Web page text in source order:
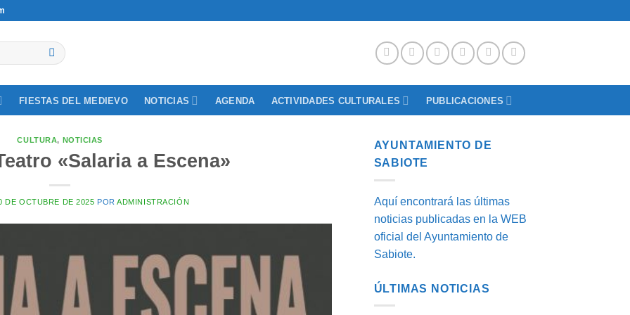
FIESTAS DEL MEDIEVO NOTICIAS AGENDA ACTIVIDADES CULTURALES PUBLICACIONES
CULTURA, NOTICIAS
«Salaria a Escena»
DE OCTUBRE DE 2025 PORADMINISTRACIÓN
AYUNTAMIENTO DE
SABIOTE
Aquí encontrará las últimas
noticias publicadas en la WEB
oficial del Ayuntamiento de
Sabiote.
ÚLTIMAS NOTICIAS